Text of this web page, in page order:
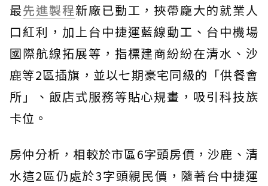
最先進製程新廠已動工，挾帶龐大的就業人
口紅利，加上台中捷運藍線動工、台中機場
國際航線拓展等，指標建商紛紛在清水、沙
鹿等2區插旗，並以七期豪宅同級的「供餐會
所」、飯店式服務等貼心規畫，吸引科技族
卡位。
房仲分析，相較於市區6字頭房價，沙鹿、清
水這2區仍處於3字頭親民價，隨著台中捷運